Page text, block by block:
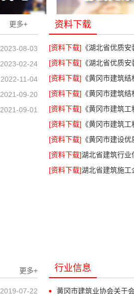
更多+
2023-08-03
2023-02-24
2022-11-04
2021-09-20
2021-09-01
资料下载
[资料下载] 《湖北省优质安
[资料下载] 《湖北省优质
[资料下载] 《黄冈市建筑
[资料下载] 《黄冈市建筑
[资料下载] 《黄冈市建筑
[资料下载] 《黄冈市建筑
[资料下载] 《黄冈市建设
[资料下载]湖北省建筑行业
[资料下载]湖北省建筑施工
更多+
2019-07-22
行业信息
黄冈市建筑业协会关于